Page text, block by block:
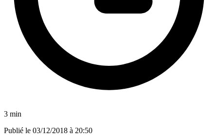
3 min
Publié le 03/12/2018 à 20:50